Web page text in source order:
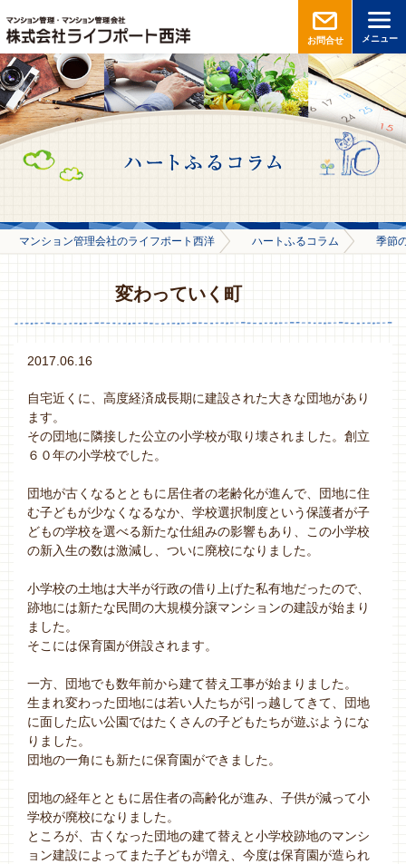
お問合せ メニュー
マンション管理会社のライフポート西洋 ハートふるコラム 季節
変わっていく町
2017.06.16
自宅近くに、高度経済成長期に建設された大きな団地があり
ます。
その団地に隣接した公立の小学校が取り壊されました。創立
６０年の小学校でした。
団地が古くなるとともに居住者の老齢化が進んで、団地に住
む子どもが少なくなるなか、学校選択制度という保護者が子
どもの学校を選べる新たな仕組みの影響もあり、この小学校
の新入生の数は激減し、ついに廃校になりました。
小学校の土地は大半が行政の借り上げた私有地だったので、
跡地には新たな民間の大規模分譲マンションの建設が始まり
ました。
そこには保育園が併設されます。
一方、団地でも数年前から建て替え工事が始まりました。
生まれ変わった団地には若い人たちが引っ越してきて、団地
に面した広い公園ではたくさんの子どもたちが遊ぶようにな
りました。
団地の一角にも新たに保育園ができました。
団地の経年とともに居住者の高齢化が進み、子供が減って小
学校が廃校になりました。
ところが、古くなった団地の建て替えと小学校跡地のマンシ
ョン建設によってまた子どもが増え、今度は保育園が造られ